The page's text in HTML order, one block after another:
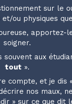
sur le
ou physiques
soigner.
aux
tout ».
compte, et je
nos maux,
» sur ce que